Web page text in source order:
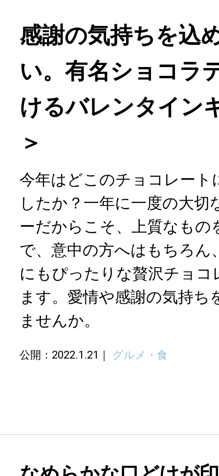
感謝の気持ちを込
い。有名ショコラ
けるバレンタイン
＞
今年はどこのチョコレート
したか？一年に一度の大切
ーだからこそ、上質なもの
で、意中の方へはもちろん
にもぴったりな贅沢チョコ
ます。愛情や感謝の気持ち
ませんか。
公開：2022.1.21 グルメ・食